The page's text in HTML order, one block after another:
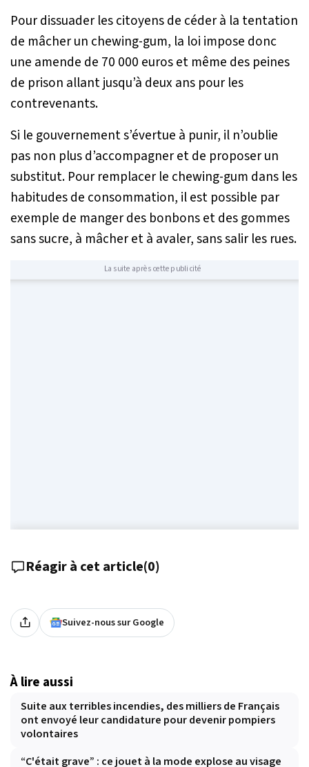
Pour dissuader les citoyens de céder à la tentation
de mâcher un chewing-gum, la loi impose donc
une amende de 70 000 euros et même des peines
de prison allant jusqu’à deux ans pour les
contrevenants.
Si le gouvernement s’évertue à punir, il n’oublie
pas non plus d’accompagner et de proposer un
substitut. Pour remplacer le chewing-gum dans les
habitudes de consommation, il est possible par
exemple de manger des bonbons et des gommes
sans sucre, à mâcher et à avaler, sans salir les rues.
La suite après cette publicité
Réagir à cet article(0)
Suivez-nous sur Google
À lire aussi
Suite aux terribles incendies, des milliers de Français
ont envoyé leur candidature pour devenir pompiers
volontaires
“C'était grave” : ce jouet à la mode explose au visage